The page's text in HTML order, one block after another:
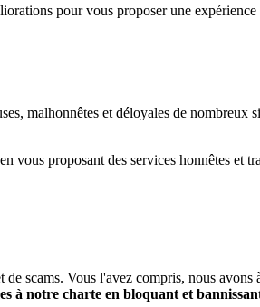
pour vous proposer une
malhonnêtes et déloyales de nombreux
vous proposant des services honnêtes et
scams. Vous l'avez compris, nous
à notre charte en bloquant et